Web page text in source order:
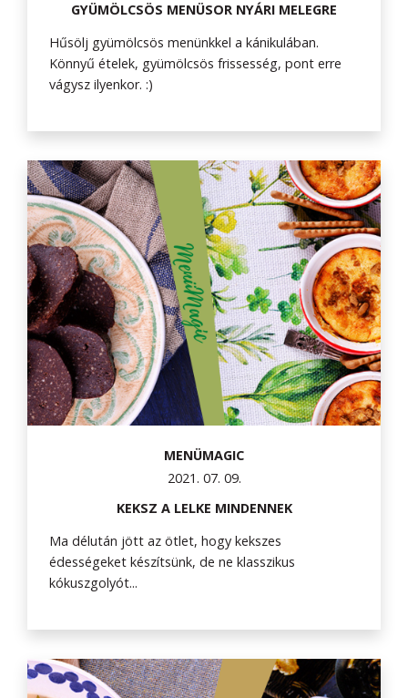
GYÜMÖLCSÖS MENÜSOR NYÁRI MELEGRE
Hűsölj gyümölcsös menünkkel a kánikulában.
Könnyű ételek, gyümölcsös frissesség, pont erre
vágysz ilyenkor. :)
MENÜMAGIC
2021. 07. 09.
KEKSZ A LELKE MINDENNEK
Ma délután jött az ötlet, hogy kekszes
édességeket készítsünk, de ne klasszikus
kókuszgolyót...